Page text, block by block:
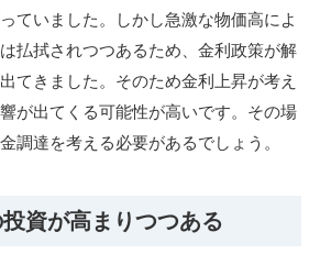
ていました。しかし急激な物価高によ
払拭されつつあるため、金利政策が解
てきました。そのため金利上昇が考え
が出てくる可能性が高いです。その場
調達を考える必要があるでしょう。
資が高まりつつある